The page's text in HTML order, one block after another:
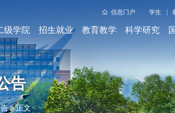
信息门户 学生
级学院 招生就业 教育教学 科学研究
告
> 正文